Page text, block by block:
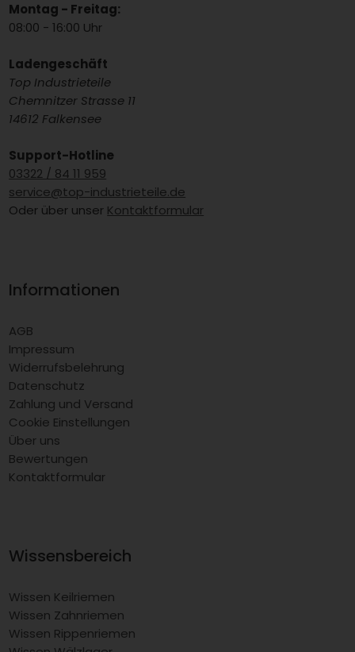
Montag - Freitag:
08:00 - 16:00 Uhr
Ladengeschäft
Top Industrieteile
Chemnitzer Strasse 11
14612 Falkensee
Support-Hotline
03322 / 84 11 959
service@top-industrieteile.de
Oder über unser Kontaktformular
Informationen
AGB
Impressum
Widerrufsbelehrung
Datenschutz
Zahlung und Versand
Cookie Einstellungen
Über uns
Bewertungen
Kontaktformular
Wissensbereich
Wissen Keilriemen
Wissen Zahnriemen
Wissen Rippenriemen